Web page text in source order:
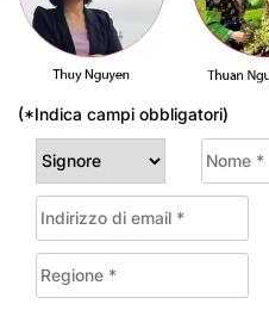
(*Indica campi obbligatori)